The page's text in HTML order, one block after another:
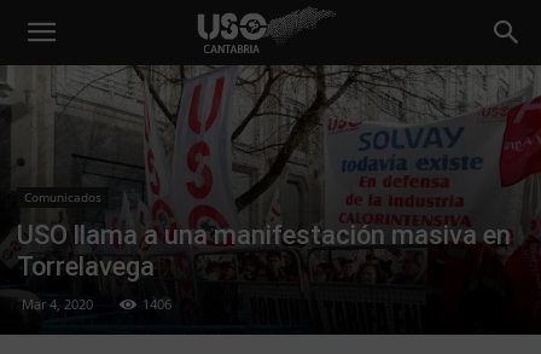
Comunicados
USO llama a una manifestación masiva en
Torrelavega
Mar 4, 2020 1406